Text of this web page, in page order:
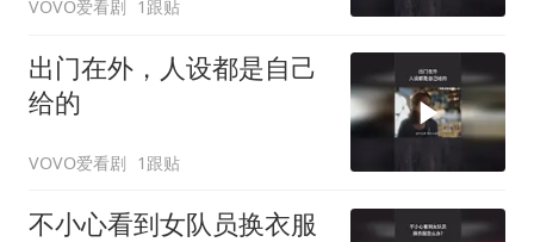
VOVO爱看剧 1跟贴
出门在外，人设都是自己
给的
VOVO爱看剧 1跟贴
不小心看到女队员换衣服